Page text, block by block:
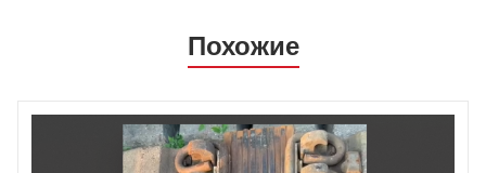
Похожие